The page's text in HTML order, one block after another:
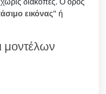
εικόνας" ή
μοντέλων